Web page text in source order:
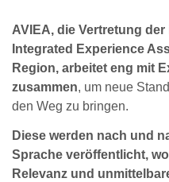
AVIEA, die Vertretung
Integrated Experience
Region, arbeitet eng mit
zusammen, um neue
den Weg zu bringen.
Diese werden nach und
Sprache veröffentlicht,
Relevanz und